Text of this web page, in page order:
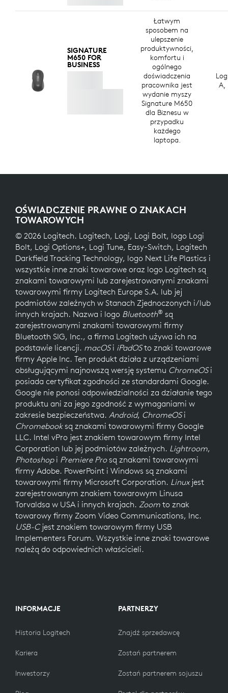
SIGNATURE
M650 FOR
BUSINESS
Łatwym
sposobem na
ulepszenie
produktywności,
komfortu i
ogólnego
doświadczenia
pracownika jest
wydanie myszy
Signature M650
dla Biznesu w
przypadku
każdego
laptopa.
A,
OŚWIADCZENIE PRAWNE O ZNAKACH
TOWAROWYCH
© 2026 Logitech. Logitech, Logi, Logi Bolt, logo Logi
Bolt, Logi Options+, Logi Tune, Easy-Switch, Logitech
Darkfield Tracking Technology, logo Next Life Plastics i
wszystkie inne znaki towarowe oraz logo Logitech są
znakami towarowymi lub zarejestrowanymi znakami
towarowymi firmy Logitech Europe S.A. lub jej
podmiotów zależnych w Stanach Zjednoczonych i/lub
innych krajach. Nazwa i logo Bluetooth® są
zarejestrowanymi znakami towarowymi firmy
Bluetooth SIG, Inc., a firma Logitech używa ich na
podstawie licencji. macOSi iPadOSto znaki towarowe
firmy Apple Inc. Ten produkt działa z urządzeniami
obsługującymi najnowszą wersję systemu ChromeOSi
posiada certyfikat zgodności ze standardami Google.
Google nie ponosi odpowiedzialności za działanie tego
produktu ani za jego zgodność z wymaganiami w
zakresie bezpieczeństwa. Android, ChromeOSi
Chromebooksą znakami towarowymi firmy Google
LLC. Intel vPro jest znakiem towarowym firmy Intel
Corporation lub jej podmiotów zależnych. Lightroom,
Photoshopi Premiere Prosą znakami towarowymi
firmy Adobe. PowerPoint i Windows są znakami
towarowymi firmy Microsoft Corporation. Linuxjest
zarejestrowanym znakiem towarowym Linusa
Torvaldsa w USA i innych krajach. Zoom to znak
towarowy firmy Zoom Video Communications, Inc.
USB-Cjest znakiem towarowym firmy USB
Implementers Forum. Wszystkie inne znaki towarowe
należą do odpowiednich właścicieli.
INFORMACJE
Historia Logitech
Kariera
Inwestorzy
PARTNERZY
Znajdź sprzedawcę
Zostań partnerem
Zostań partnerem sojuszu